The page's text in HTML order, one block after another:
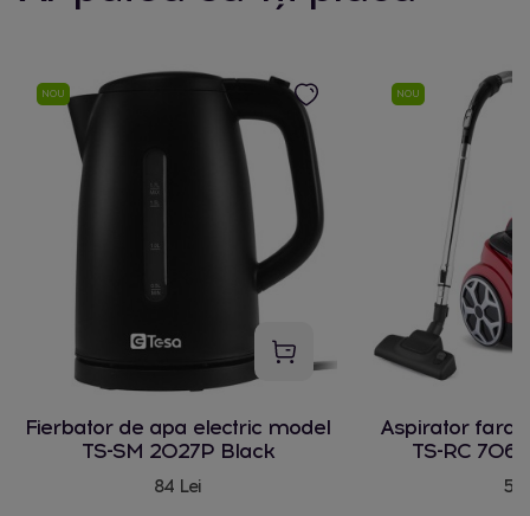
NOU
Fierbator de apa electric model
TS-SM 2027P Black
84 Lei
NOU
Aspirator fara
TS-RC 706